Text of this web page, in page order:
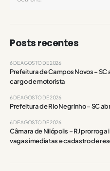
Posts recentes
Prefeitura de Campos Novos –
cargo de motorista
6 DE AGOSTO DE 2026
Prefeitura de Rio Negrinho – SC
6 DE AGOSTO DE 2026
Câmara de Nilópolis – RJ
vagas imediatas e cadastro de
6 DE AGOSTO DE 2026